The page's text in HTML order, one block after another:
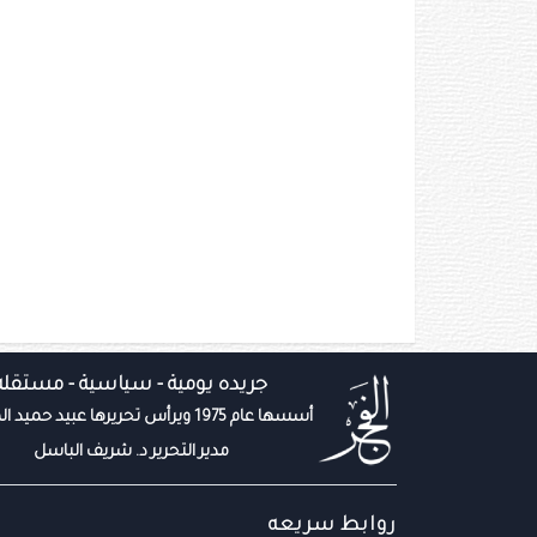
جريده يومية - سياسية -
أسسها عام 1975 ويرأس تحريرها عبيد حميد المزروعي
مدير التحرير د. شريف الباسل
روابط سريعه